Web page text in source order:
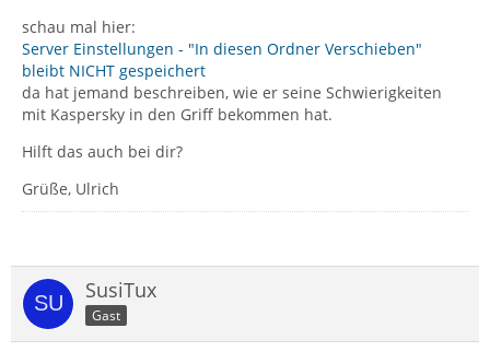
schau mal hier:
Server Einstellungen - "In diesen Ordner Verschieben"
bleibt NICHT gespeichert
da hat jemand beschreiben, wie er seine Schwierigkeiten
mit Kaspersky in den Griff bekommen hat.
Hilft das auch bei dir?
Grüße, Ulrich
SusiTux
Gast